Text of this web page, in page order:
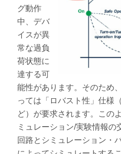
グ動作
中、デバ
イスが異
常な過負
荷状態に
達する可
能性があります。そのため
っては「ロバスト性」仕様
ど）が要求されます。この
ミュレーション/実験情報の
回路とシミュレーション・